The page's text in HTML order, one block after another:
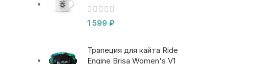
1 599 ₽
Трапеция для кайта Ride
Engine Brisa Women's V1